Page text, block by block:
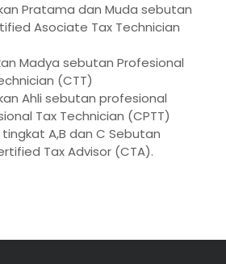
Pratama dan Muda sebutan
Asociate Tax Technician
Madya sebutan Profesional
(CTT)
Ahli sebutan profesional
Tax Technician (CPTT)
A,B dan C Sebutan
Tax Advisor (CTA).